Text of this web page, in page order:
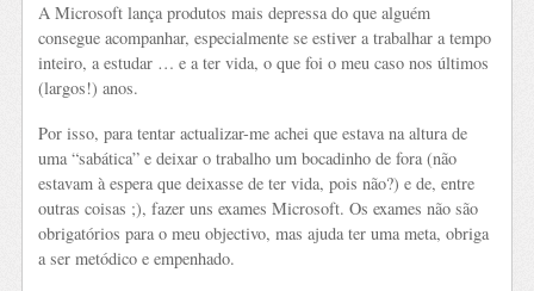
A Microsoft lança produtos mais depressa do que alguém
consegue acompanhar, especialmente se estiver a trabalhar a tempo
inteiro, a estudar … e a ter vida, o que foi o meu caso nos últimos
(largos!) anos.
Por isso, para tentar actualizar-me achei que estava na altura de
uma “sabática” e deixar o trabalho um bocadinho de fora (não
estavam à espera que deixasse de ter vida, pois não?) e de, entre
outras coisas ;), fazer uns exames Microsoft. Os exames não são
obrigatórios para o meu objectivo, mas ajuda ter uma meta, obriga
a ser metódico e empenhado.